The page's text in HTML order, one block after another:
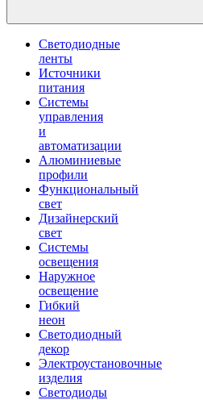
Светодиодные
ленты
Источники
питания
Системы
управления
и
автоматизации
Алюминиевые
профили
Функциональный
свет
Дизайнерский
свет
Системы
освещения
Наружное
освещение
Гибкий
неон
Светодиодный
декор
Электроустановочные
изделия
Светодиоды